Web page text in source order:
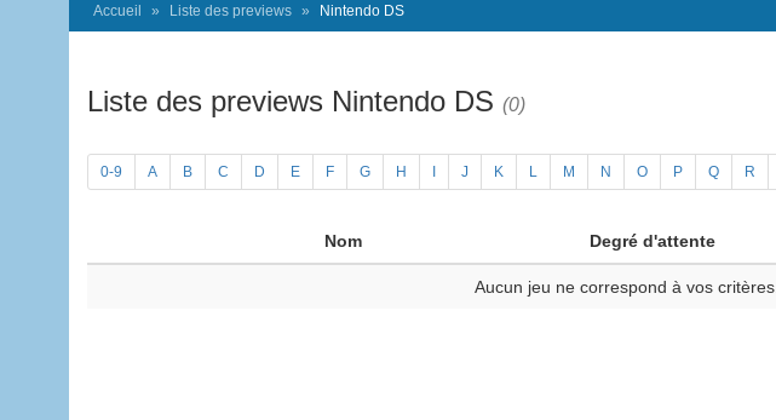
Accueil Liste des previews Nintendo DS
Liste des previews Nintendo DS (0)
0-9 A B C D E F G H J K L M N O P Q R
Nom Degré d'attente
Aucun jeu ne correspond à vos critères.